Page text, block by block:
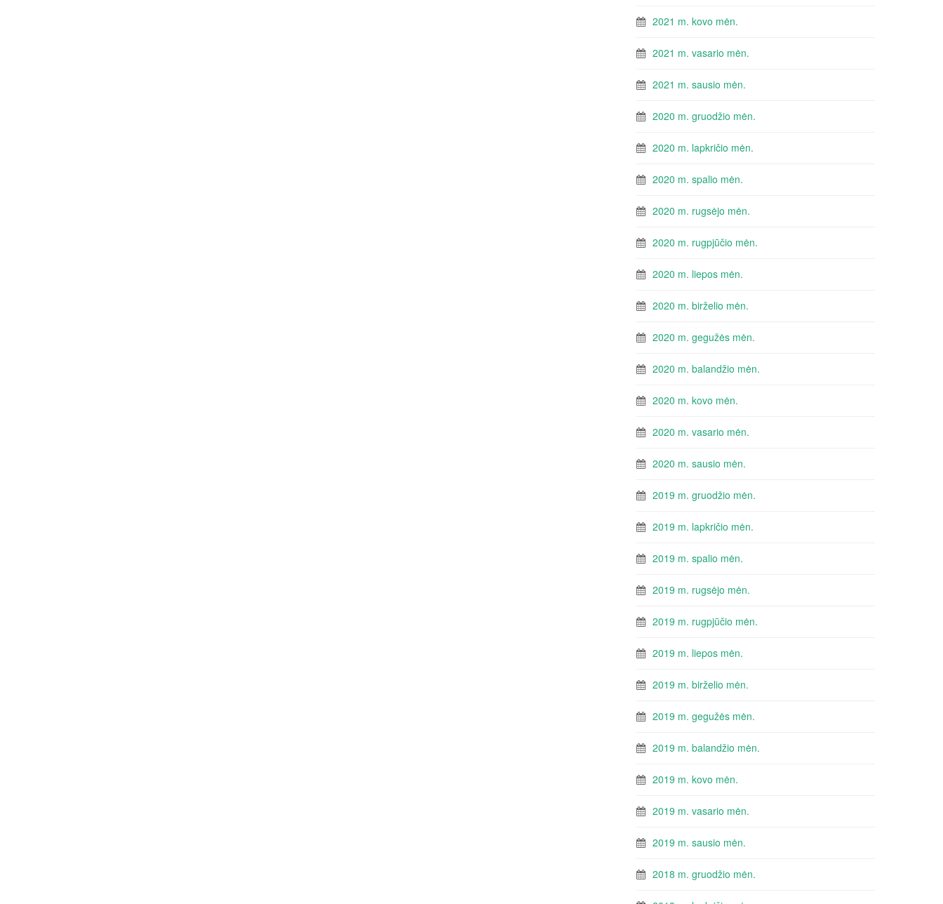
2021 m. kovo mėn.
2021 m. vasario mėn.
2021 m. sausio mėn.
2020 m. gruodžio mėn.
2020 m. lapkričio mėn.
2020 m. spalio mėn.
2020 m. rugsėjo mėn.
2020 m. rugpjūčio mėn.
2020 m. liepos mėn.
2020 m. birželio mėn.
2020 m. gegužės mėn.
2020 m. balandžio mėn.
2020 m. kovo mėn.
2020 m. vasario mėn.
2020 m. sausio mėn.
2019 m. gruodžio mėn.
2019 m. lapkričio mėn.
2019 m. spalio mėn.
2019 m. rugsėjo mėn.
2019 m. rugpjūčio mėn.
2019 m. liepos mėn.
2019 m. birželio mėn.
2019 m. gegužės mėn.
2019 m. balandžio mėn.
2019 m. kovo mėn.
2019 m. vasario mėn.
2019 m. sausio mėn.
2018 m. gruodžio mėn.